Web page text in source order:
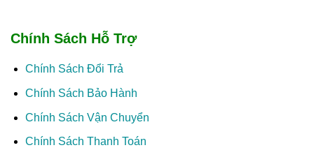
Chính Sách Hỗ Trợ
Chính Sách Đổi Trả
Chính Sách Bảo Hành
Chính Sách Vận Chuyển
Chính Sách Thanh Toán